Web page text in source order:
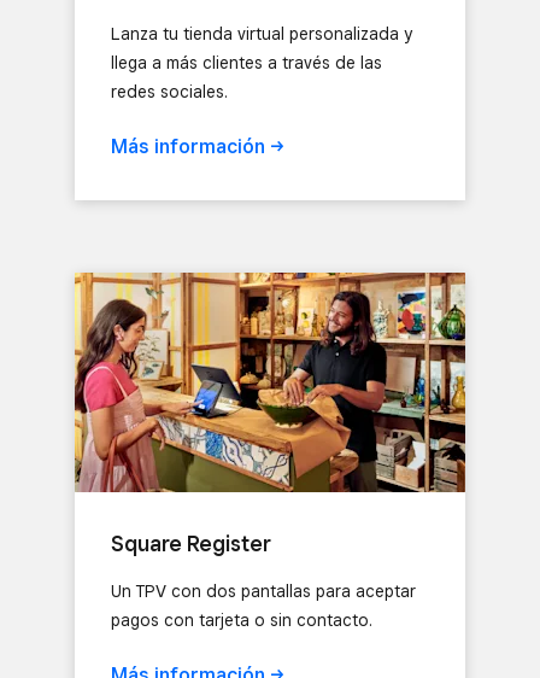
Lanza tu tienda virtual personalizada y
llega a más clientes a través de las
redes sociales.
Más información
Square Register
Un TPV con dos pantallas para aceptar
pagos con tarjeta o sin contacto.